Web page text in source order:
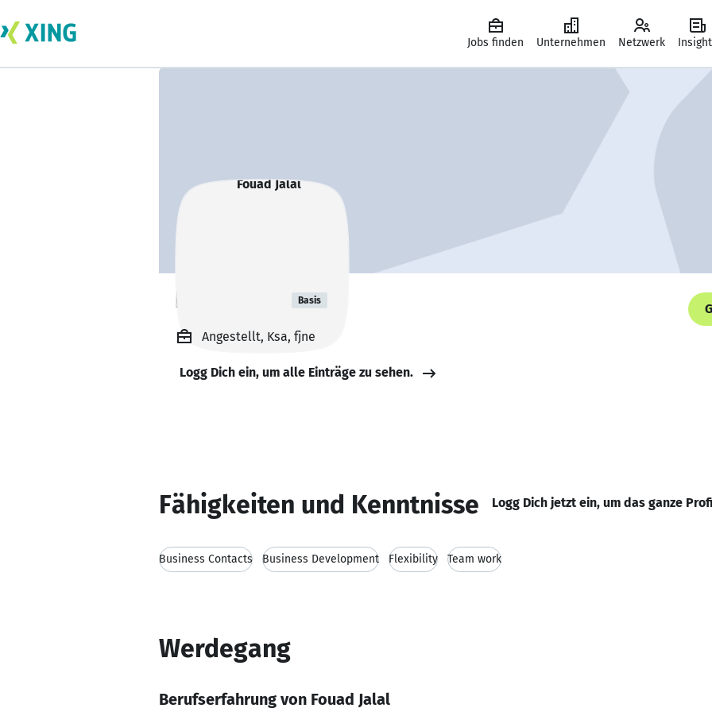
Jobs finden Unternehmen Netzwerk
Fouad Jalal Basis
Angestellt, Ksa, fjne
Logg Dich ein, um alle Einträge zu sehen.
Fähigkeiten und Kenntnisse Logg Dich jetzt ein, um das ganze
Business Contacts Business Development Flexibility Team work
Werdegang
Berufserfahrung von Fouad Jalal